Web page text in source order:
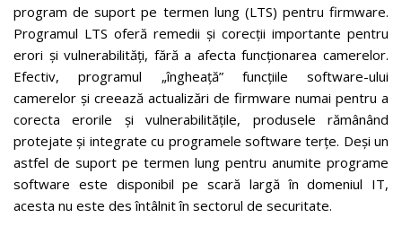
program de suport pe termen lung (LTS) pentru firmware.
Programul LTS oferă remedii și corecții importante pentru
erori și vulnerabilități, fără a afecta funcționarea camerelor.
Efectiv, programul „îngheață” funcțiile software-ului
camerelor și creează actualizări de firmware numai pentru a
corecta erorile și vulnerabilitățile, produsele rămânând
protejate și integrate cu programele software terțe. Deși un
astfel de suport pe termen lung pentru anumite programe
software este disponibil pe scară largă în domeniul IT,
acesta nu este des întâlnit în sectorul de securitate.